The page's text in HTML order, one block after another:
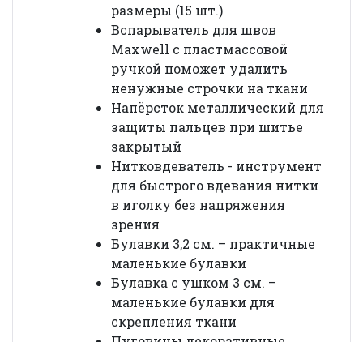
размеры (15 шт.)
Вспарыватель для швов
Maxwell с пластмассовой
ручкой поможет удалить
ненужные строчки на ткани
Напёрсток металлический для
защиты пальцев при шитье
закрытый
Нитковдеватель - инструмент
для быстрого вдевания нитки
в иголку без напряжения
зрения
Булавки 3,2 см. – практичные
маленькие булавки
Булавка с ушком 3 см. –
маленькие булавки для
скрепления ткани